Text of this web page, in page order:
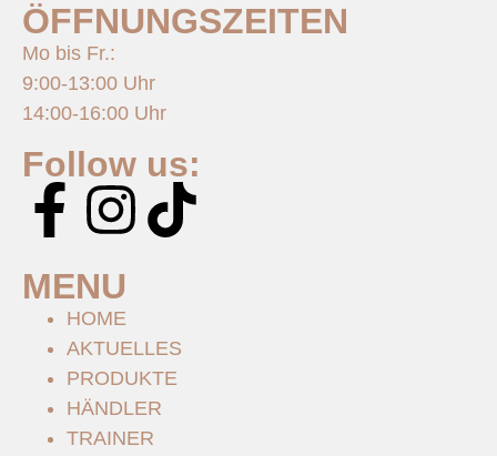
ÖFFNUNGSZEITEN
Mo bis Fr.:
9:00-13:00 Uhr
14:00-16:00 Uhr
Follow us:
MENU
HOME
AKTUELLES
PRODUKTE
HÄNDLER
TRAINER